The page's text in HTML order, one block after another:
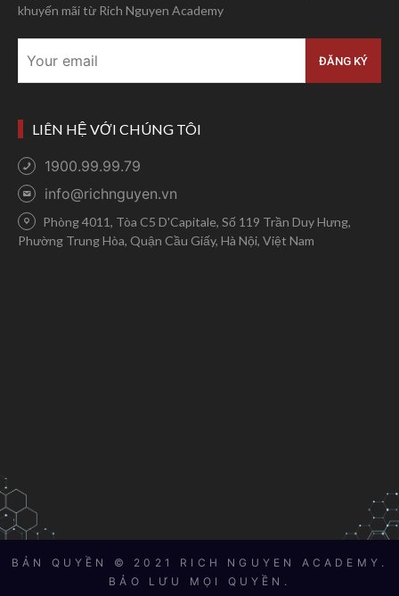
khuyến mãi từ Rich Nguyen Academy
LIÊN HỆ VỚI CHÚNG TÔI
1900.99.99.79
info@richnguyen.vn
Phòng 4011, Tòa C5 D'Capitale, Số 119 Trần Duy Hưng,
Phường Trung Hòa, Quận Cầu Giấy, Hà Nội, Việt Nam
BẢN QUYỀN © 2021 RICH NGUYEN ACADEMY.
BẢO LƯU MỌI QUYỀN.